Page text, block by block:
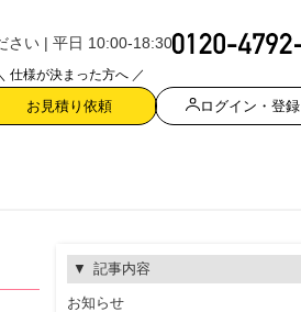
さい | 平日 10:00-18:30
仕様が決まった方へ ／
お見積り依頼 ログイン・登録
記事内容
お知らせ